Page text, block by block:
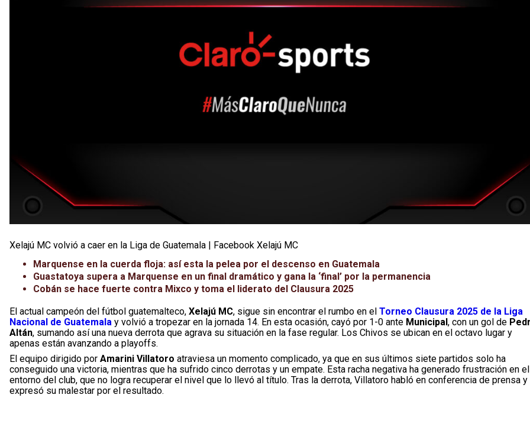
Xelajú MC volvió a caer en la Liga de Guatemala | Facebook Xelajú MC
Marquense en la cuerda floja: así esta la pelea por el descenso en Guatemala
Guastatoya supera a Marquense en un final dramático y gana la ‘final’ por la permanencia
Cobán se hace fuerte contra Mixco y toma el liderato del Clausura 2025
El actual campeón del fútbol guatemalteco, Xelajú MC, sigue sin encontrar el rumbo en el Torneo Clausura 2025 de la Liga
Nacional de Guatemala y volvió a tropezar en la jornada 14. En esta ocasión, cayó por 1-0 ante Municipal, con un gol de
Altán, sumando así una nueva derrota que agrava su situación en la fase regular. Los Chivos se ubican en el octavo lugar y
apenas están avanzando a playoffs.
El equipo dirigido por Amarini Villatoro atraviesa un momento complicado, ya que en sus últimos siete partidos solo ha
conseguido una victoria, mientras que ha sufrido cinco derrotas y un empate. Esta racha negativa ha generado frustración en el
entorno del club, que no logra recuperar el nivel que lo llevó al título. Tras la derrota, Villatoro habló en conferencia de prensa y
expresó su malestar por el resultado.